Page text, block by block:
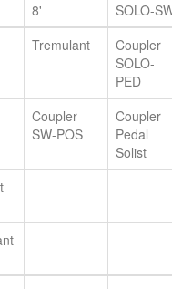
8'
SOLO-
Tremulant
Coupler
SOLO-
PED
Coupler
SW-POS
Coupler
Pedal
Solist